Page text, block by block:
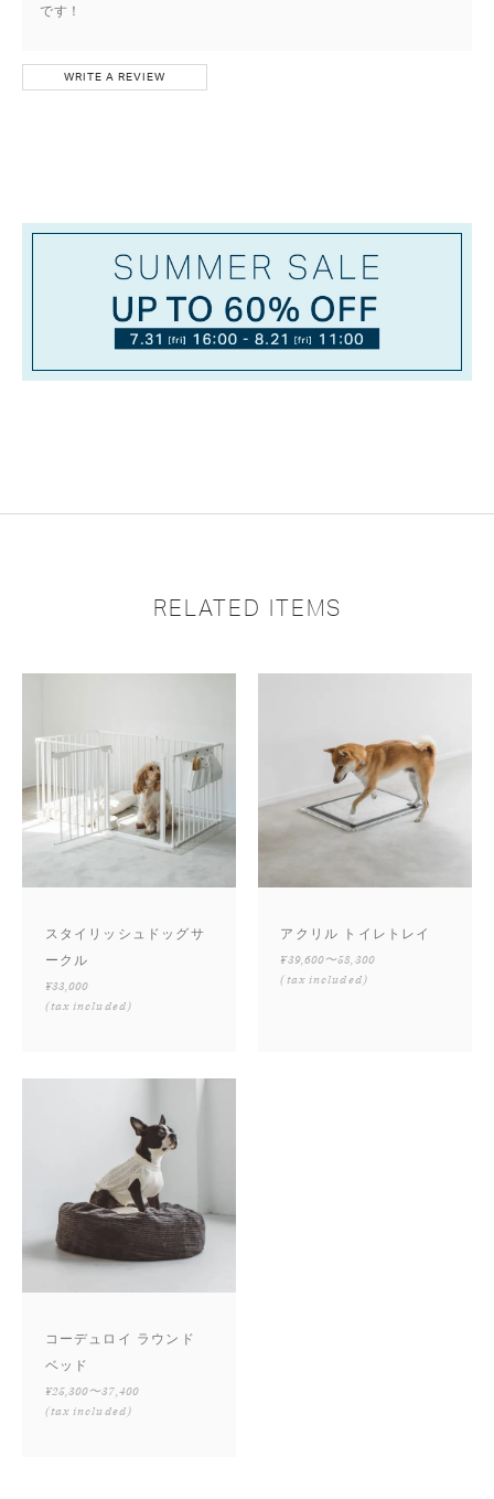
です！
WRITE A REVIEW
RELATED ITEMS
スタイリッシュドッグサ
ークル
¥33,000
(tax included)
アクリル トイレトレイ
¥39,600〜58,300
(tax included)
コーデュロイ ラウンド
ベッド
¥25,300〜37,400
(tax included)